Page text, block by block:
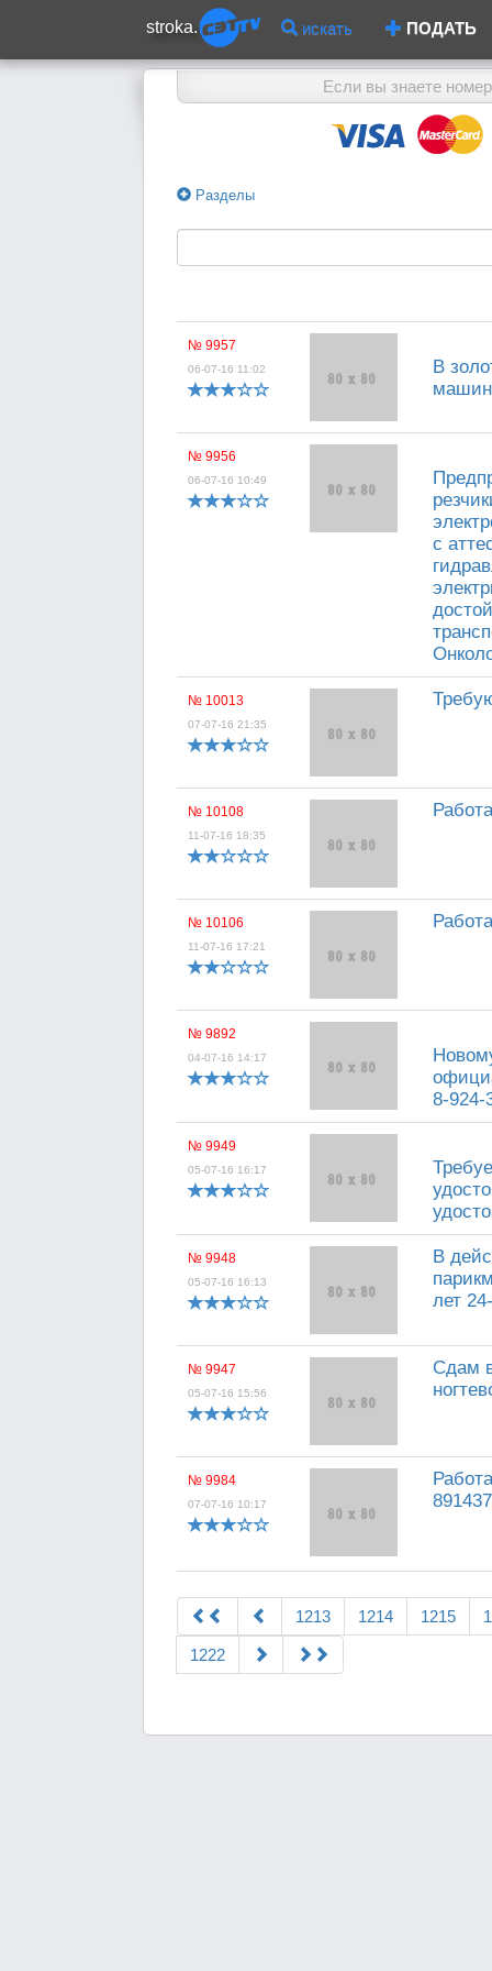
stroka. искать ПОДАТЬ
Если вы знаете
Разделы
№ 9957
06-07-16 11:02
В
№ 9956
06-07-16 10:49
с
№ 10013
07-07-16 21:35
№ 10108
11-07-16 18:35
№ 10106
11-07-16 17:21
№ 9892
04-07-16 14:17
8-924-
№ 9949
05-07-16 16:17
№ 9948
05-07-16 16:13
В
лет
№ 9947
05-07-16 15:56
Сдам
№ 9984
07-07-16 10:17
1213 1214 1215
1222